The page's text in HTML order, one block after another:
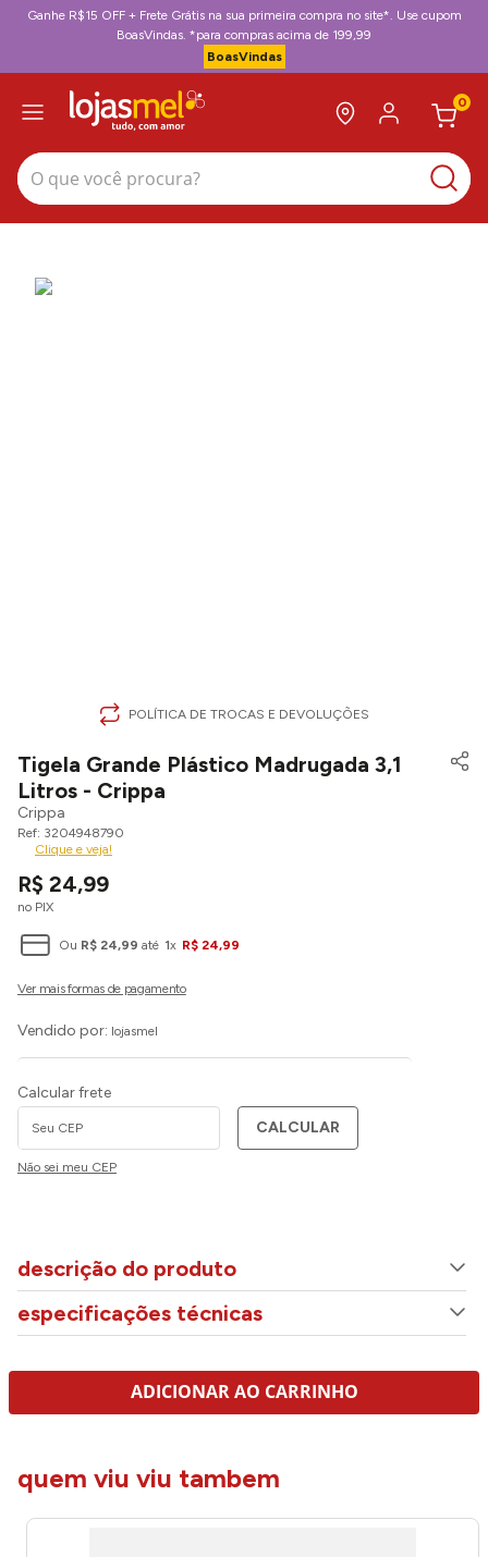
Ganhe R$15 OFF + Frete Grátis na sua primeira compra no site*. Use cupom
BoasVindas. *para compras acima de 199,99
BoasVindas
0
O que você procura?
POLÍTICA DE TROCAS E DEVOLUÇÕES
Tigela Grande Plástico Madrugada 3,1
Litros - Crippa
Crippa
3204948790
Clique e veja!
R$ 24,99
no PIX
Ou R$ 24,99 até 1x R$ 24,99
Vendido por: lojasmel
Calcular frete
CALCULAR
Não sei meu CEP
descrição do produto
especificações técnicas
ADICIONAR AO CARRINHO
quem viu viu tambem